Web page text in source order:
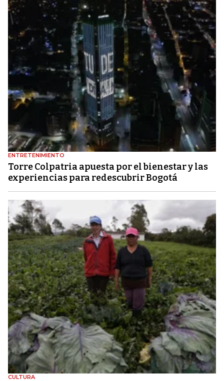
ENTRETENIMIENTO
Torre Colpatria apuesta por el bienestar y las
experiencias para redescubrir Bogotá
CULTURA